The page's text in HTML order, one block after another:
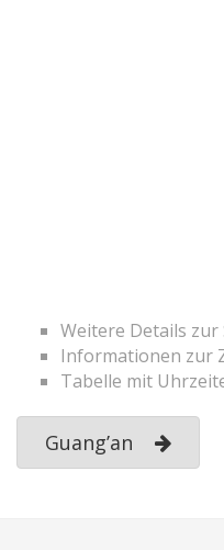
Weitere Details zur
Informationen zur
Tabelle mit
Guang’an